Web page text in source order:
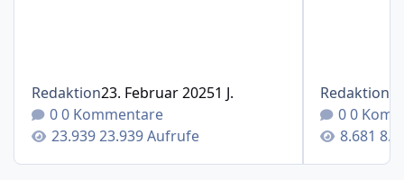
Redaktion23. Februar 20251 J.
0 Kommentare
23.939 Aufrufe
Redaktion
0